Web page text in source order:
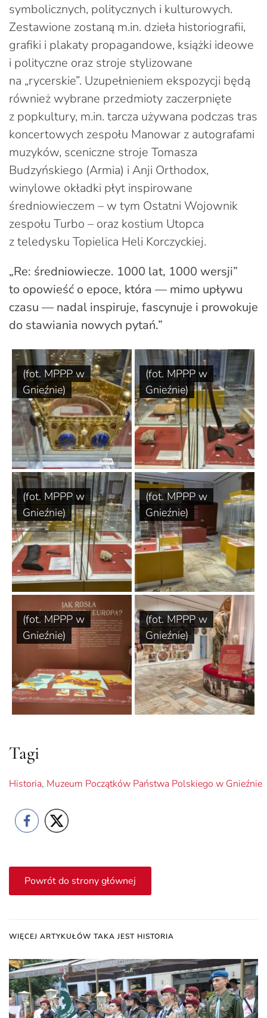
symbolicznych, politycznych i kulturowych.
Zestawione zostaną m.in. dzieła historiografii,
grafiki i plakaty propagandowe, książki ideowe
i polityczne oraz stroje stylizowane
na „rycerskie”. Uzupełnieniem ekspozycji będą
również wybrane przedmioty zaczerpnięte
z popkultury, m.in. tarcza używana podczas tras
koncertowych zespołu Manowar z autografami
muzyków, sceniczne stroje Tomasza
Budzyńskiego (Armia) i Anji Orthodox,
winylowe okładki płyt inspirowane
średniowieczem – w tym Ostatni Wojownik
zespołu Turbo – oraz kostium Utopca
z teledysku Topielica Heli Korczyckiej.
„Re: średniowiecze. 1000 lat, 1000 wersji”
to opowieść o epoce, która — mimo upływu
czasu — nadal inspiruje, fascynuje i prowokuje
do stawiania nowych pytań.”
(fot. MPPP w
Gnieźnie)
(fot. MPPP w
Gnieźnie)
(fot. MPPP w
Gnieźnie)
(fot. MPPP w
Gnieźnie)
(fot. MPPP w
Gnieźnie)
(fot. MPPP w
Gnieźnie)
Tagi
Historia, Muzeum Początków Państwa Polskiego w Gnieźnie
Powrót do strony głównej
WIĘCEJ ARTYKUŁÓW TAKA JEST HISTORIA